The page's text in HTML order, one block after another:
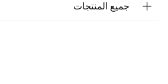
جميع المنتجات